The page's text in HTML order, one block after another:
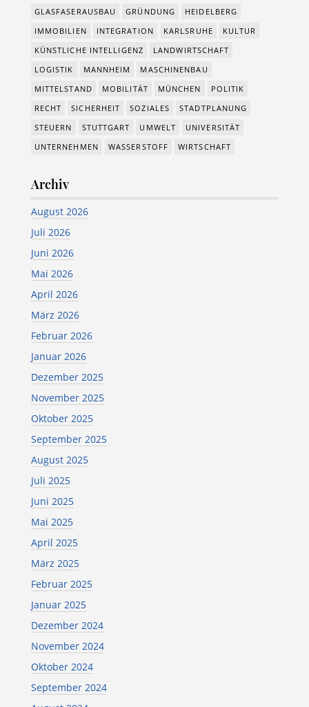
GLASFASERAUSBAU
GRÜNDUNG
HEIDELBERG
IMMOBILIEN
INTEGRATION KARLSRUHE
KULTUR
KÜNSTLICHE INTELLIGENZ
LANDWIRTSCHAFT
LOGISTIK
MANNHEIM
MASCHINENBAU
MITTELSTAND
MOBILITÄT MÜNCHEN
POLITIK
RECHT
SICHERHEIT SOZIALES
STADTPLANUNG
STEUERN
STUTTGART UMWELT
UNIVERSITÄT
UNTERNEHMEN
WASSERSTOFF WIRTSCHAFT
Archiv
August 2026
Juli 2026
Juni 2026
Mai 2026
April 2026
März 2026
Februar 2026
Januar 2026
Dezember 2025
November 2025
Oktober 2025
September 2025
August 2025
Juli 2025
Juni 2025
Mai 2025
April 2025
März 2025
Februar 2025
Januar 2025
Dezember 2024
November 2024
Oktober 2024
September 2024